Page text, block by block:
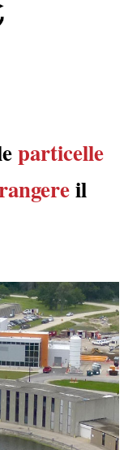
particelle
il